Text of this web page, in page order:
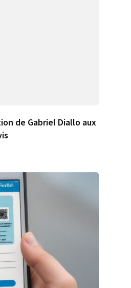
de Gabriel Diallo aux